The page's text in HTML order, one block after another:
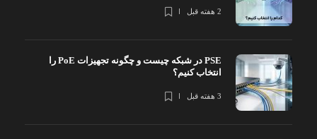
2 هفته قبل
PSE در شبکه چیست و چگونه تجهیزات PoE را
انتخاب کنیم؟
3 هفته قبل